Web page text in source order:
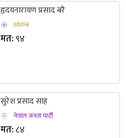
हृदयनारायण प्रसाद बरै
स्वतन्त्र
मत:९४
सुरेश प्रसाद साह
नेपाल जनता पार्टी
मत:८४